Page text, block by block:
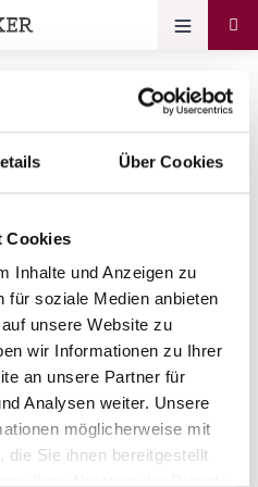
Über Cookies
Cookies
Inhalte und Anzeigen zu
für soziale Medien anbieten
unsere Website zu
wir Informationen zu Ihrer
an unsere Partner für
Analysen weiter. Unsere
möglicherweise mit
die Sie ihnen bereitgestellt
zum
ein: